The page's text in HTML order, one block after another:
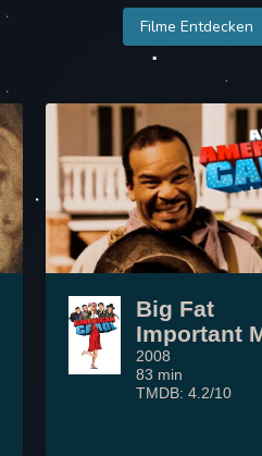
Filme Entdecken
Big Fat
Important
2008
83 min
TMDB: 4.2/10